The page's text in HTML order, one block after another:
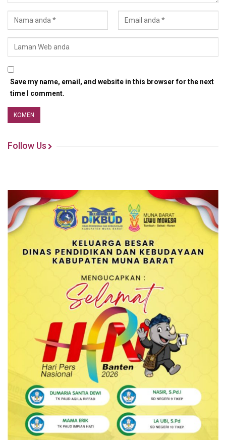
Save my name, email, and website in this browser for the next
time I comment.
Follow Us